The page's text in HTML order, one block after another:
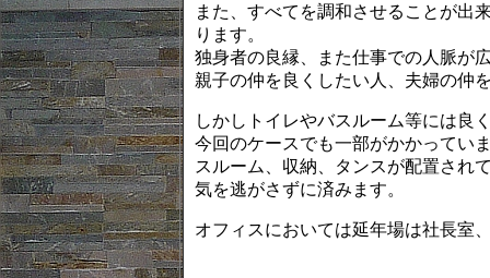
また、すべてを調和させることが出
ります。
独身者の良縁、また仕事での人脈が
親子の仲を良くしたい人、夫婦の仲
しかしトイレやバスルーム等には良
今回のケースでも一部がかかってい
スルーム、収納、タンスが配置され
気を逃がさずに済みます。
オフィスにおいては延年場は社長室